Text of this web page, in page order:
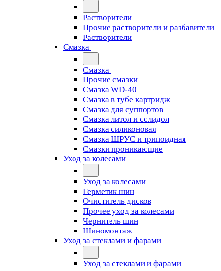
Растворители
Прочие растворители и разбавители
Растворители
Смазка
Смазка
Прочие смазки
Смазка WD-40
Смазка в тубе картридж
Смазка для суппортов
Смазка литол и солидол
Смазка силиконовая
Смазка ШРУС и трипоидная
Смазки проникающие
Уход за колесами
Уход за колесами
Герметик шин
Очиститель дисков
Прочее уход за колесами
Чернитель шин
Шиномонтаж
Уход за стеклами и фарами
Уход за стеклами и фарами